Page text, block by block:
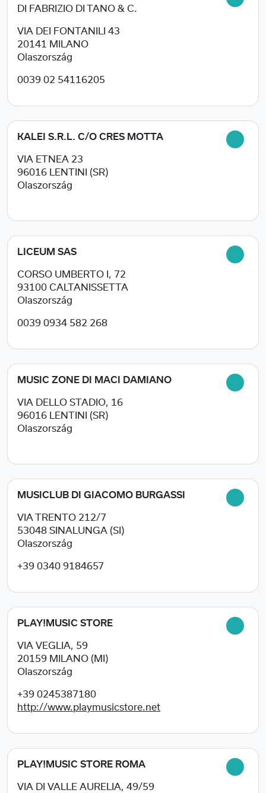
DI FABRIZIO DI TANO & C.
VIA DEI FONTANILI 43
20141
MILANO
Olaszország
0039 02 54116205
KALEI S.R.L. C/O CRES MOTTA
VIA ETNEA 23
96016
LENTINI (SR)
Olaszország
LICEUM SAS
CORSO UMBERTO I, 72
93100 CALTANISSETTA
Olaszország
0039 0934 582 268
MUSIC ZONE DI MACI DAMIANO
VIA DELLO STADIO, 16
96016
LENTINI (SR)
Olaszország
MUSICLUB DI GIACOMO BURGASSI
VIA TRENTO 212/7
53048 SINALUNGA (SI)
Olaszország
+39 0340 9184657
PLAY!MUSIC STORE
VIA VEGLIA, 59
20159 MILANO (MI)
Olaszország
+39 0245387180
http://www.playmusicstore.net
PLAY!MUSIC STORE ROMA
VIA DI VALLE AURELIA, 49/59